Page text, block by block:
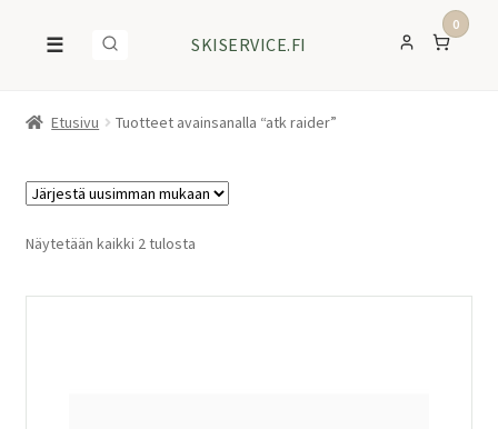
☰ SKISERVICE.FI
0
Etusivu Tuotteet avainsanalla “atk raider”
Näytetään kaikki 2 tulostaSorted
latest